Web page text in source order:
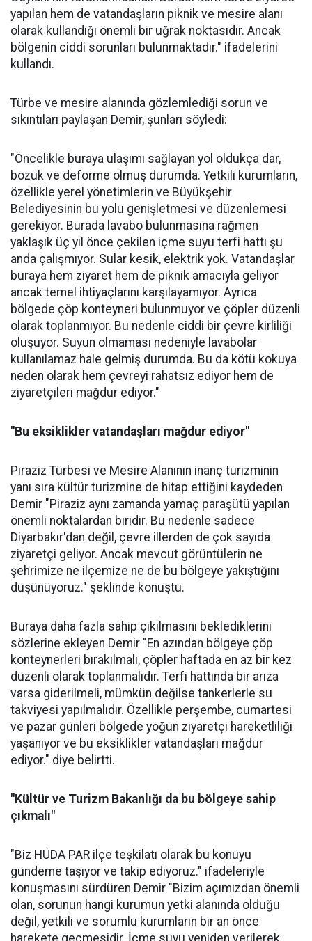
yapılan hem de vatandaşların piknik ve mesire alanı
olarak kullandığı önemli bir uğrak noktasıdır. Ancak
bölgenin ciddi sorunları bulunmaktadır." ifadelerini
kullandı.
Türbe ve mesire alanında gözlemlediği sorun ve
sıkıntıları paylaşan Demir, şunları söyledi:
"Öncelikle buraya ulaşımı sağlayan yol oldukça dar,
bozuk ve deforme olmuş durumda. Yetkili kurumların,
özellikle yerel yönetimlerin ve Büyükşehir
Belediyesinin bu yolu genişletmesi ve düzenlemesi
gerekiyor. Burada lavabo bulunmasına rağmen
yaklaşık üç yıl önce çekilen içme suyu terfi hattı şu
anda çalışmıyor. Sular kesik, elektrik yok. Vatandaşlar
buraya hem ziyaret hem de piknik amacıyla geliyor
ancak temel ihtiyaçlarını karşılayamıyor. Ayrıca
bölgede çöp konteyneri bulunmuyor ve çöpler düzenli
olarak toplanmıyor. Bu nedenle ciddi bir çevre kirliliği
oluşuyor. Suyun olmaması nedeniyle lavabolar
kullanılamaz hale gelmiş durumda. Bu da kötü kokuya
neden olarak hem çevreyi rahatsız ediyor hem de
ziyaretçileri mağdur ediyor."
"Bu eksiklikler vatandaşları mağdur ediyor"
Piraziz Türbesi ve Mesire Alanının inanç turizminin
yanı sıra kültür turizmine de hitap ettiğini kaydeden
Demir "Piraziz aynı zamanda yamaç paraşütü yapılan
önemli noktalardan biridir. Bu nedenle sadece
Diyarbakır'dan değil, çevre illerden de çok sayıda
ziyaretçi geliyor. Ancak mevcut görüntülerin ne
şehrimize ne ilçemize ne de bu bölgeye yakıştığını
düşünüyoruz." şeklinde konuştu.
Buraya daha fazla sahip çıkılmasını beklediklerini
sözlerine ekleyen Demir "En azından bölgeye çöp
konteynerleri bırakılmalı, çöpler haftada en az bir kez
düzenli olarak toplanmalıdır. Terfi hattında bir arıza
varsa giderilmeli, mümkün değilse tankerlerle su
takviyesi yapılmalıdır. Özellikle perşembe, cumartesi
ve pazar günleri bölgede yoğun ziyaretçi hareketliliği
yaşanıyor ve bu eksiklikler vatandaşları mağdur
ediyor." diye belirtti.
"Kültür ve Turizm Bakanlığı da bu bölgeye sahip
çıkmalı"
"Biz HÜDA PAR ilçe teşkilatı olarak bu konuyu
gündeme taşıyor ve takip ediyoruz." ifadeleriyle
konuşmasını sürdüren Demir "Bizim açımızdan önemli
olan, sorunun hangi kurumun yetki alanında olduğu
değil, yetkili ve sorumlu kurumların bir an önce
harekete geçmesidir. İçme suyu yeniden verilerek